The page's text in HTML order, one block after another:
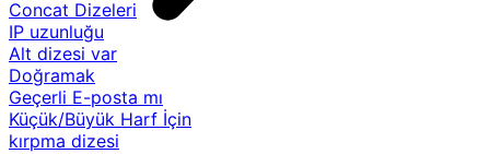
Concat Dizeleri
IP uzunluğu
Alt dizesi var
Doğramak
Geçerli E-posta mı
Küçük/Büyük Harf İçin
kırpma dizesi